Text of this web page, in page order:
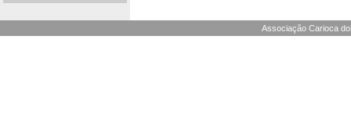
Associação Carioca